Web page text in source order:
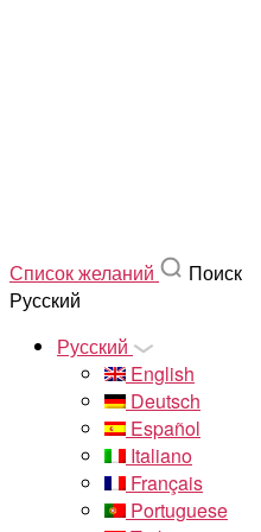
Список желаний
Поиск
Русский
Русский
English
Deutsch
Español
Italiano
Français
Portuguese